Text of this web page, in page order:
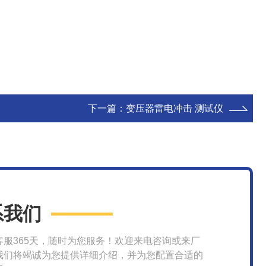
下一篇： 变压器雷电冲击 测试仪
们
服365天，随时为您服务！欢迎来电咨询或来厂
们将竭诚为您提供详细介绍，并为您配置合适的